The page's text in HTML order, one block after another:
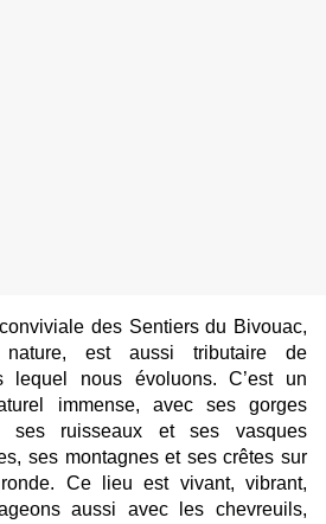
des Sentiers du Bivouac,
est aussi tributaire de
lequel nous évoluons. C’est un
immense, avec ses gorges
ses ruisseaux et ses vasques
ses montagnes et ses crêtes sur
Ce lieu est vivant, vibrant,
aussi avec les chevreuils,